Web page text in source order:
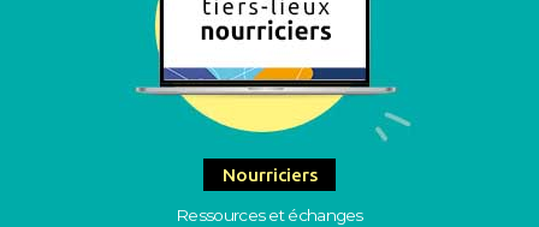
Nourriciers
Ressources et échanges